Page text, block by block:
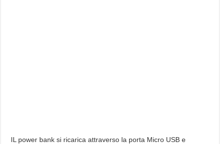
IL power bank si ricarica attraverso la porta Micro USB e